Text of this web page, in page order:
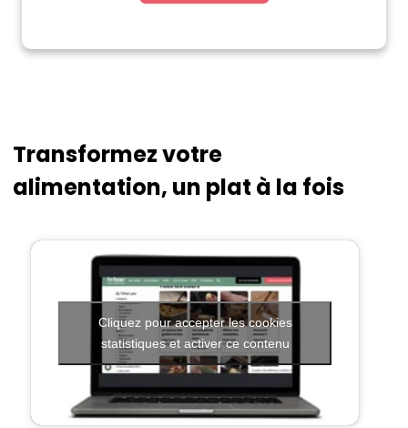
Transformez votre
alimentation, un plat à la fois
Cliquez pour accepter les cookies
statistiques et activer ce contenu